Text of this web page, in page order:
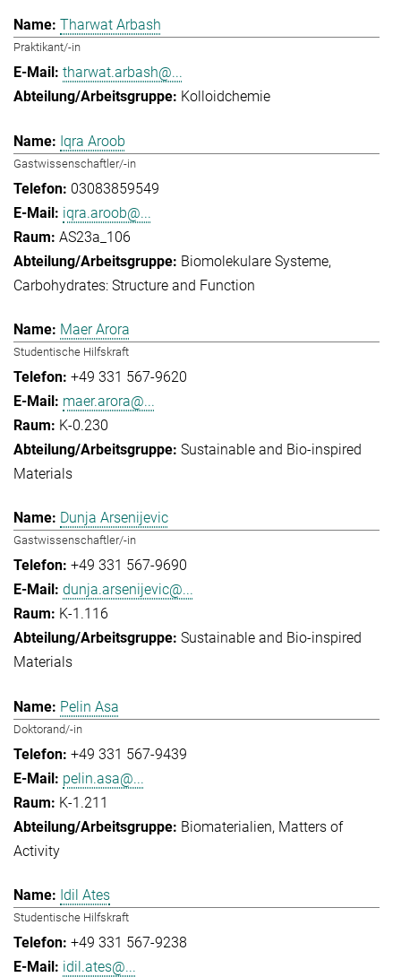
Tharwat Arbash
Praktikant/-in
tharwat.arbash@...
Kolloidchemie
Iqra Aroob
Gastwissenschaftler/-in
03083859549
iqra.aroob@...
AS23a_106
Biomolekulare Systeme
Carbohydrates: Structure and Function
Maer Arora
Studentische Hilfskraft
+49 331 567-9620
maer.arora@...
K-0.230
Sustainable and Bio-inspired
Materials
Dunja Arsenijevic
Gastwissenschaftler/-in
+49 331 567-9690
dunja.arsenijevic@...
K-1.116
Sustainable and Bio-inspired
Materials
Pelin Asa
Doktorand/-in
+49 331 567-9439
pelin.asa@...
K-1.211
Biomaterialien Matters of
Activity
Idil Ates
Studentische Hilfskraft
+49 331 567-9238
idil.ates@...